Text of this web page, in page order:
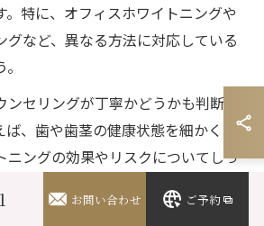
。特に、オフィスホワイトニングや
グなど、異なる方法に対応している
セリングが丁寧かどうかも判断基
ば、歯や歯茎の健康状態を細かくチ
ニングの効果やリスクについてしっ
体験談を参考にすることで、実際の
お問い合わせ ご予約